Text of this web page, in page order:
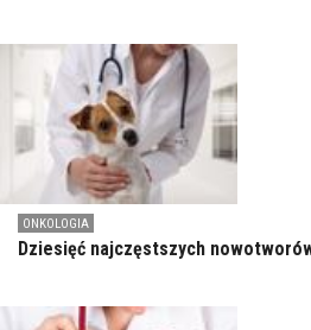
ONKOLOGIA
Dziesięć najczęstszych